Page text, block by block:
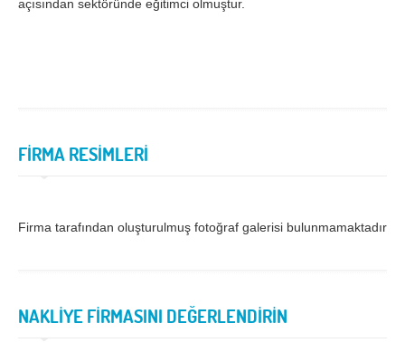
Trabzon Tunceli
Yalova Yozgat
MÜŞTERİ TALEPLERİ
açısından sektöründe eğitimci olmuştur.
FİRMA RESİMLERİ
Firma tarafından oluşturulmuş fotoğraf galerisi bulunmamaktadır.
NAKLİYE FİRMASINI DEĞERLENDİRİN